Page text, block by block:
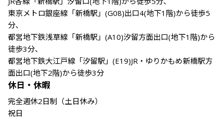
東京メトロ銀座線「新橋駅」(G08)出口4(地下1階)から徒歩5
分、
都営地下鉄浅草線「新橋駅」(A10)汐留方面出口(地下1階)から
徒歩3分、
都営地下鉄大江戸線「汐留駅」(E19)JR・ゆりかもめ新橋駅方
面出口(地下2階)から徒歩3分
休日・休暇
完全週休2日制（土日休み）
祝日